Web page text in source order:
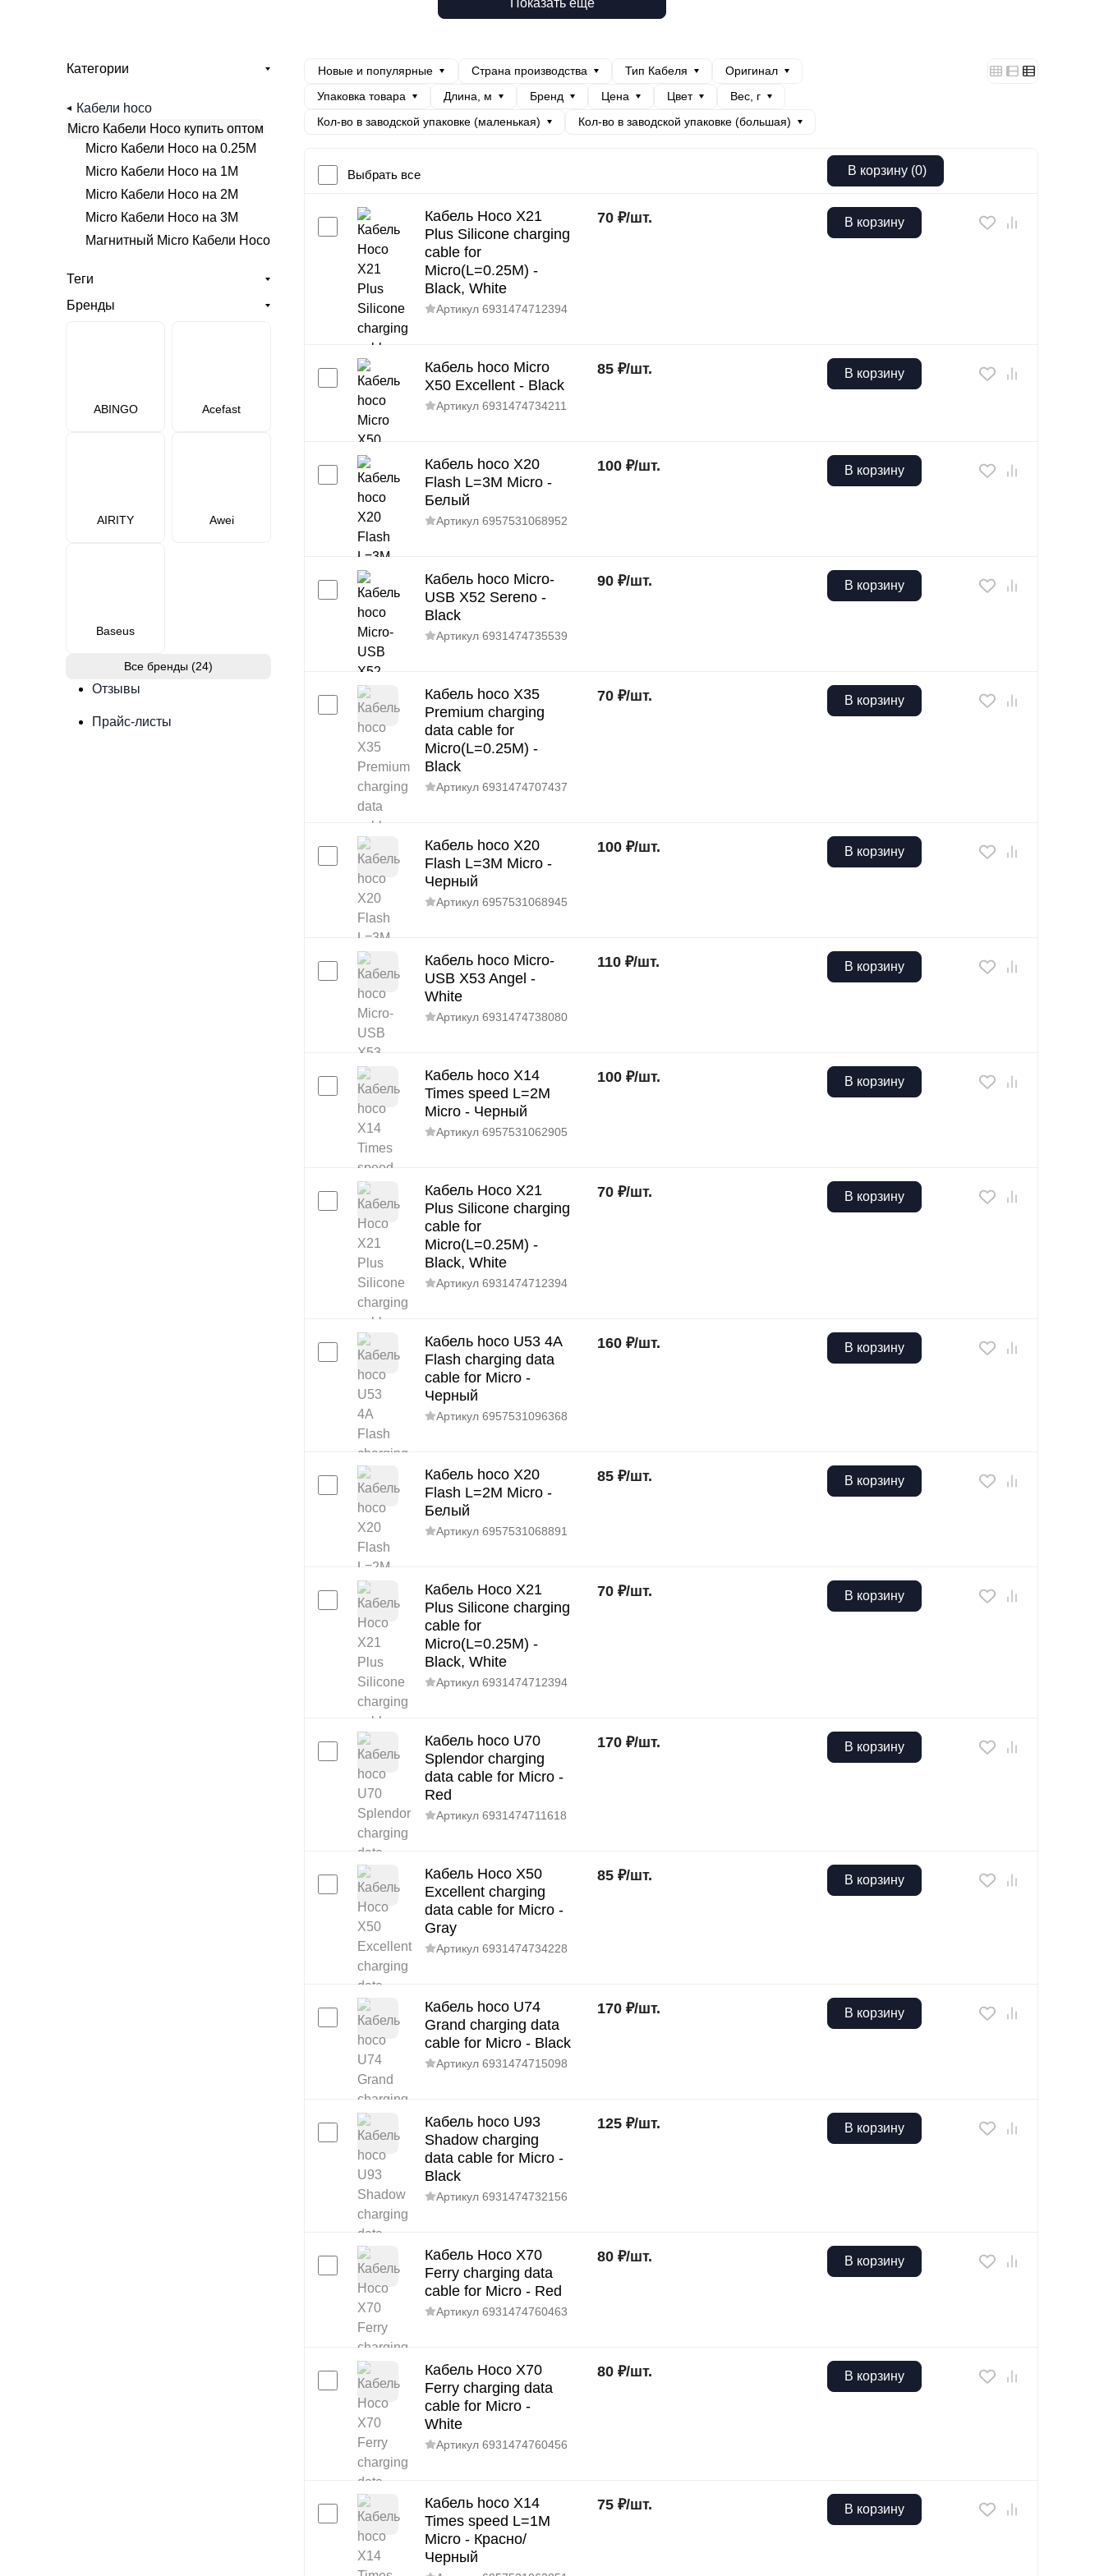
Показать еще
Категории
Кабели hoco
Micro Кабели Hoco купить оптом
Micro Кабели Hoco на 0.25М
Micro Кабели Hoco на 1М
Micro Кабели Hoco на 2М
Micro Кабели Hoco на 3М
Магнитный Micro Кабели Hoco
Теги
Бренды
ABINGO Acefast
AIRITY Awei
Baseus
Все бренды (24)
Отзывы
Прайс-листы
Новые и популярные Страна производства Тип Кабеля
Оригинал
Упаковка товара
Длина, м Бренд Цена Цвет
Вес, г
Кол-во в заводской упаковке (маленькая)
Кол-во в заводской упаковке (большая)
Выбрать все В корзину (0)
Кабель Hoco X21
Plus Silicone charging
cable for
Micro(L=0.25M) -
Black, White
Артикул 6931474712394
70 ₽/шт. В корзину
Кабель hoco Micro
X50 Excellent - Black
Артикул 6931474734211
85 ₽/шт. В корзину
Кабель hoco X20
Flash L=3M Micro -
Белый
Артикул 6957531068952
100 ₽/шт. В корзину
Кабель hoco Micro-
USB X52 Sereno -
Black
Артикул 6931474735539
90 ₽/шт. В корзину
Кабель hoco X35
Premium charging
data cable for
Micro(L=0.25M) -
Black
Артикул 6931474707437
70 ₽/шт. В корзину
Кабель hoco X20
Flash L=3M Micro -
Черный
Артикул 6957531068945
100 ₽/шт. В корзину
Кабель hoco Micro-
USB X53 Angel -
White
Артикул 6931474738080
110 ₽/шт. В корзину
Кабель hoco X14
Times speed L=2M
Micro - Черный
Артикул 6957531062905
100 ₽/шт. В корзину
Кабель Hoco X21
Plus Silicone charging
cable for
Micro(L=0.25M) -
Black, White
Артикул 6931474712394
70 ₽/шт. В корзину
Кабель hoco U53 4A
Flash charging data
cable for Micro -
Черный
Артикул 6957531096368
160 ₽/шт. В корзину
Кабель hoco X20
Flash L=2M Micro -
Белый
Артикул 6957531068891
85 ₽/шт. В корзину
Кабель Hoco X21
Plus Silicone charging
cable for
Micro(L=0.25M) -
Black, White
Артикул 6931474712394
70 ₽/шт. В корзину
Кабель hoco U70
Splendor charging
data cable for Micro -
Red
Артикул 6931474711618
170 ₽/шт. В корзину
Кабель Hoco X50
Excellent charging
data cable for Micro -
Gray
Артикул 6931474734228
85 ₽/шт. В корзину
Кабель hoco U74
Grand charging data
cable for Micro - Black
Артикул 6931474715098
170 ₽/шт. В корзину
Кабель hoco U93
Shadow charging
data cable for Micro -
Black
Артикул 6931474732156
125 ₽/шт. В корзину
Кабель Hoco X70
Ferry charging data
cable for Micro - Red
Артикул 6931474760463
80 ₽/шт. В корзину
Кабель Hoco X70
Ferry charging data
cable for Micro -
White
Артикул 6931474760456
80 ₽/шт. В корзину
Кабель hoco X14
Times speed L=1M
Micro - Красно/
Черный
75 ₽/шт. В корзину